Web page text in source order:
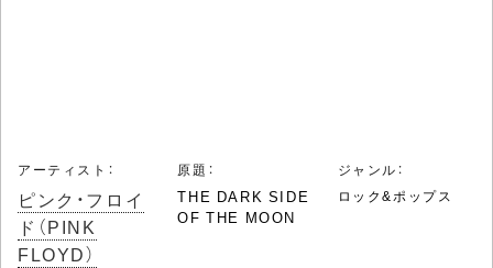
アーティスト：
ピンク・フロイ
ド（PINK
FLOYD）
原題：
THE DARK SIDE
OF THE MOON
ジャンル：
ロック&ポップス